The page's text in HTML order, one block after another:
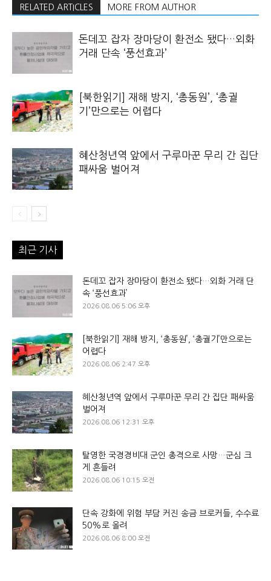
RELATED ARTICLES MORE FROM AUTHOR
돈데꼬 잡자 장마당이 환전소 됐다…외화
거래 단속 ‘풍선효과’
[북한읽기] 재해 방지, ‘총동원’, ‘총궐
기’만으로는 어렵다
혜산청년역 앞에서 구루마꾼 무리 간 집단
패싸움 벌어져
최근 기사
돈데꼬 잡자 장마당이 환전소 됐다…외화 거래 단
속 ‘풍선효과’
2026.08.06 5:06 오후
[북한읽기] 재해 방지, ‘총동원’, ‘총궐기’만으로는
어렵다
2026.08.06 2:47 오후
혜산청년역 앞에서 구루마꾼 무리 간 집단 패싸움
벌어져
2026.08.06 12:31 오후
탈영한 국경경비대 군인 총격으로 사망…군심 크
게 흔들려
2026.08.06 10:15 오전
단속 강화에 위험 부담 커진 송금 브로커들, 수수료
50%로 올려
2026.08.06 8:00 오전